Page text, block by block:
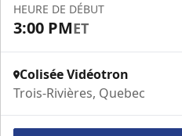
HEURE DE DÉBUT
3:00 PMET
Colisée Vidéotron
Trois-Rivières, Quebec